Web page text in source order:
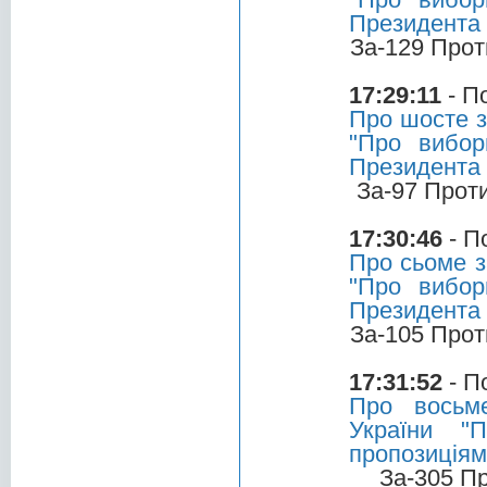
Президента
За-129
17:29:11 -
Про шосте
"Про
Президента
За-97
17:30:46 -
Про сьоме
"Про
Президента
За-105
17:31:52 -
Про
України
За-305